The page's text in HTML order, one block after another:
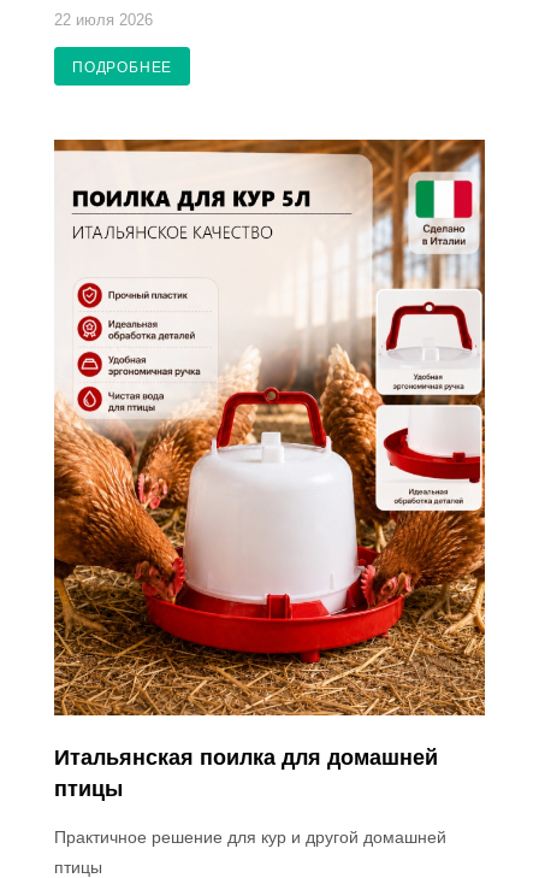
22 июля 2026
ПОДРОБНЕЕ
Итальянская поилка для домашней
птицы
Практичное решение для кур и другой домашней
птицы